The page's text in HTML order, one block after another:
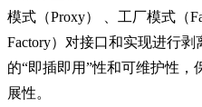
模式（Proxy） 、工厂模式（
Factory）对接口和实现进行
的“即插即用”性和可维护性
展性。